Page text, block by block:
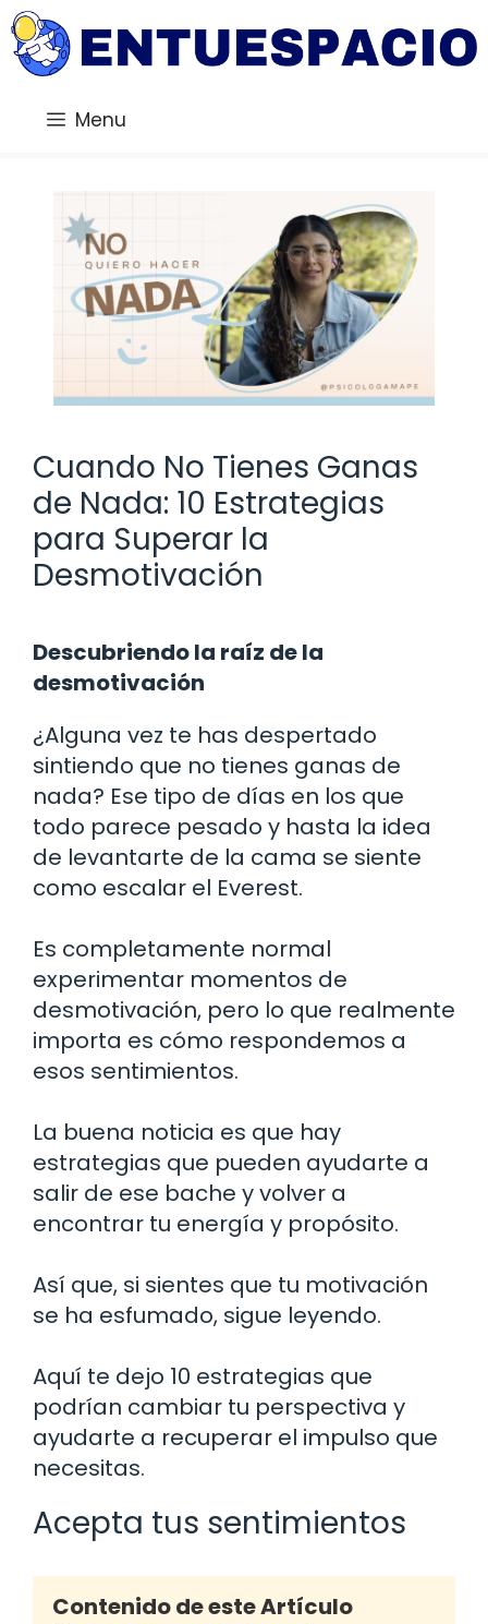
Saltar
al
contenido
Menu
Cuando No Tienes Ganas
de Nada: 10 Estrategias
para Superar la
Desmotivación
Descubriendo la raíz de la
desmotivación
¿Alguna vez te has despertado
sintiendo que no tienes ganas de
nada? Ese tipo de días en los que
todo parece pesado y hasta la idea
de levantarte de la cama se siente
como escalar el Everest.
Es completamente normal
experimentar momentos de
desmotivación, pero lo que realmente
importa es cómo respondemos a
esos sentimientos.
La buena noticia es que hay
estrategias que pueden ayudarte a
salir de ese bache y volver a
encontrar tu energía y propósito.
Así que, si sientes que tu motivación
se ha esfumado, sigue leyendo.
Aquí te dejo 10 estrategias que
podrían cambiar tu perspectiva y
ayudarte a recuperar el impulso que
necesitas.
Acepta tus sentimientos
Contenido de este Artículo